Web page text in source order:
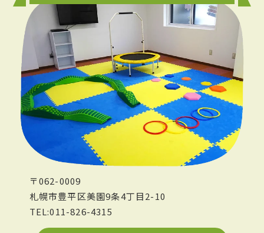
〒062-0009
札幌市豊平区美園9条4丁目2-10
TEL:011-826-4315